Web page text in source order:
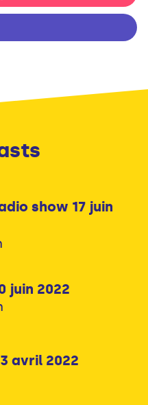
show 17 juin
juin 2022
avril 2022